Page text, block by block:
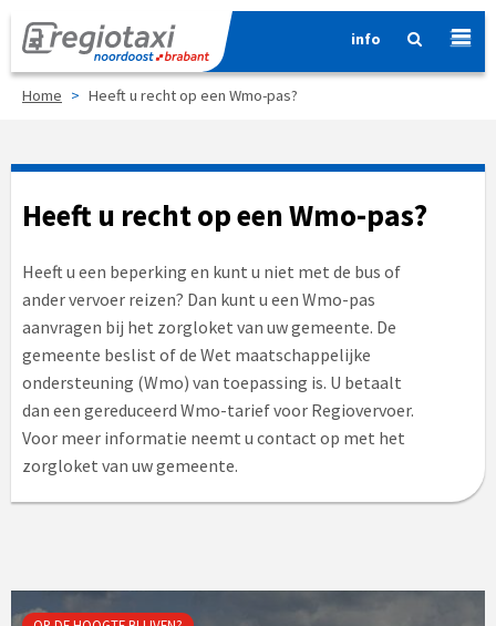
info
Home > Heeft u recht op een Wmo-pas?
Heeft u recht op een Wmo-pas?
Heeft u een beperking en kunt u niet met de bus of
ander vervoer reizen? Dan kunt u een Wmo-pas
aanvragen bij het zorgloket van uw gemeente. De
gemeente beslist of de Wet maatschappelijke
ondersteuning (Wmo) van toepassing is. U betaalt
dan een gereduceerd Wmo-tarief voor Regiovervoer.
Voor meer informatie neemt u contact op met het
zorgloket van uw gemeente.